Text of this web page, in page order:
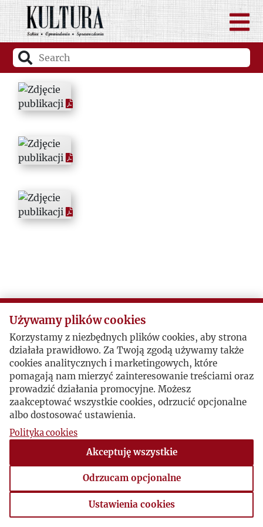
Używamy plików cookies
Korzystamy z niezbędnych plików cookies, aby strona
działała prawidłowo. Za Twoją zgodą używamy także
cookies analitycznych i marketingowych, które
pomagają nam mierzyć zainteresowanie treściami oraz
prowadzić działania promocyjne. Możesz
zaakceptować wszystkie cookies, odrzucić opcjonalne
albo dostosować ustawienia.
Polityka cookies
Akceptuję wszystkie
Odrzucam opcjonalne
Ustawienia cookies
Ustawienia cookies